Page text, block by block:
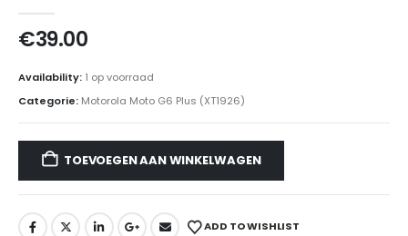
€39.00
Availability: 1 op voorraad
Categorie: Motorola Moto G6 Plus (XT1926)
TOEVOEGEN AAN WINKELWAGEN
ADD TO WISHLIST